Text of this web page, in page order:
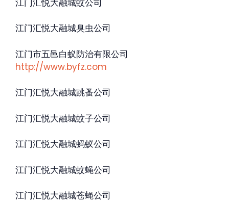
江门汇悦大融城臭虫公司
江门市五邑白蚁防治有限公司
http://www.byfz.com
江门汇悦大融城跳蚤公司
江门汇悦大融城蚊子公司
江门汇悦大融城蚂蚁公司
江门汇悦大融城蚊蝇公司
江门汇悦大融城苍蝇公司